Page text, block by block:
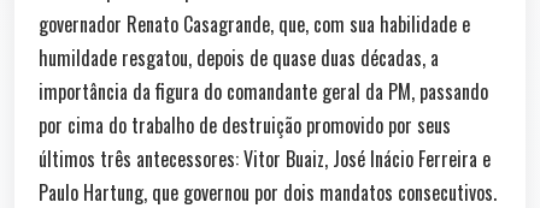
governador Renato Casagrande, que, com sua habilidade e
humildade resgatou, depois de quase duas décadas, a
importância da figura do comandante geral da PM, passando
por cima do trabalho de destruição promovido por seus
últimos três antecessores: Vitor Buaiz, José Inácio Ferreira e
Paulo Hartung, que governou por dois mandatos consecutivos.